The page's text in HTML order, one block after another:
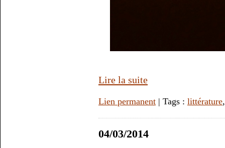
Lire la suite
Lien permanent | Tags : littérature
04/03/2014